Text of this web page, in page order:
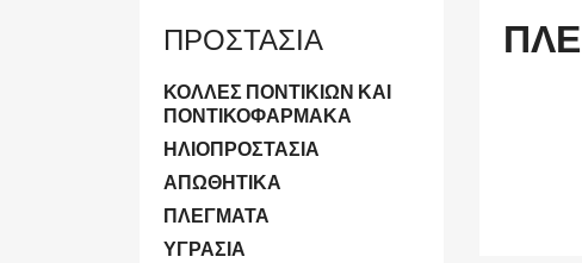
ΠΡΟΣΤΑΣΙΑ
ΚΟΛΛΕΣ ΠΟΝΤΙΚΙΩΝ ΚΑΙ
ΠΟΝΤΙΚΟΦΑΡΜΑΚΑ
ΗΛΙΟΠΡΟΣΤΑΣΙΑ
ΑΠΩΘΗΤΙΚΑ
ΠΛΕΓΜΑΤΑ
ΥΓΡΑΣΙΑ